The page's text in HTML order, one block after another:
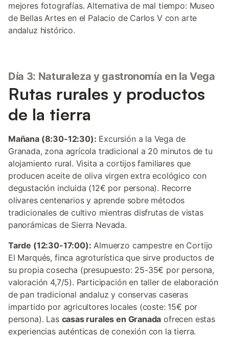
mejores fotografías. Alternativa de mal tiempo: Museo
de Bellas Artes en el Palacio de Carlos V con arte
andaluz histórico.
Día 3: Naturaleza y gastronomía en la Vega
Rutas rurales y productos
de la tierra
Mañana (8:30-12:30): Excursión a la Vega de
Granada, zona agrícola tradicional a 20 minutos de tu
alojamiento rural. Visita a cortijos familiares que
producen aceite de oliva virgen extra ecológico con
degustación incluida (12€ por persona). Recorre
olivares centenarios y aprende sobre métodos
tradicionales de cultivo mientras disfrutas de vistas
panorámicas de Sierra Nevada.
Tarde (12:30-17:00): Almuerzo campestre en Cortijo
El Marqués, finca agroturística que sirve productos de
su propia cosecha (presupuesto: 25-35€ por persona,
valoración 4,7/5). Participación en taller de elaboración
de pan tradicional andaluz y conservas caseras
impartido por agricultores locales (coste: 15€ por
persona). Las casas rurales en Granada ofrecen estas
experiencias auténticas de conexión con la tierra.